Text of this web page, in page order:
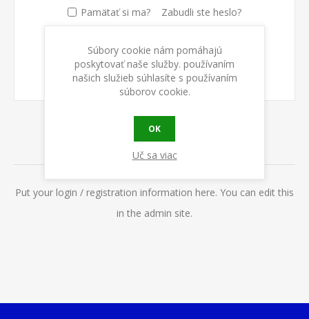
Pamätať si ma? Zabudli ste heslo?
PRIHLÁSIŤ SA
ABOUT LOGIN / REGISTRATION
Put your login / registration information here. You can edit this
in the admin site.
Súbory cookie nám pomáhajú
poskytovať naše služby. používaním
našich služieb súhlasíte s používaním
súborov cookie.
OK
Uč sa viac